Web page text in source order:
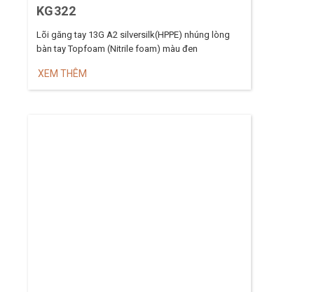
KG322
Lõi găng tay 13G A2 silversilk(HPPE) nhúng lòng
bàn tay Topfoam (Nitrile foam) màu đen
XEM THÊM